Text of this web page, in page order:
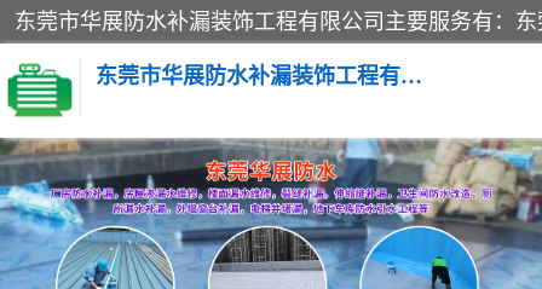
东莞市华展防水补漏装饰工程有限公司
楼面防水补漏
阳台卫生间防水补漏